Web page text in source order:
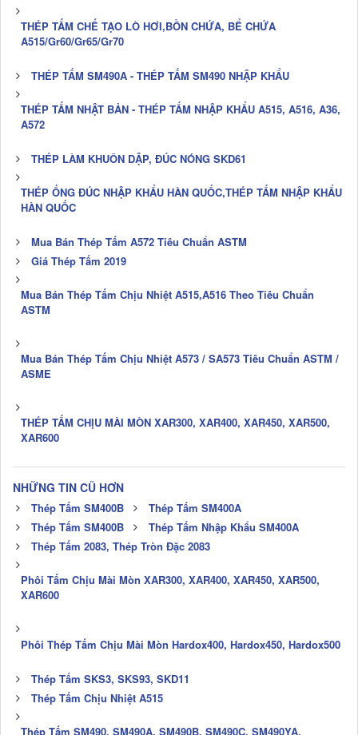
THÉP TẤM CHẾ TẠO LÒ HƠI,BỒN CHỨA, BỂ CHỨA
A515/Gr60/Gr65/Gr70
THÉP TẤM SM490A - THÉP TẤM SM490 NHẬP KHẨU
THÉP TẤM NHẬT BẢN - THÉP TẤM NHẬP KHẨU A515, A516, A36,
A572
THÉP LÀM KHUÔN DẬP, ĐÚC NÓNG SKD61
THÉP ỐNG ĐÚC NHẬP KHẨU HÀN QUỐC,THÉP TẤM NHẬP KHẨU
HÀN QUỐC
Mua Bán Thép Tấm A572 Tiêu Chuẩn ASTM
Giá Thép Tấm 2019
Mua Bán Thép Tấm Chịu Nhiệt A515,A516 Theo Tiêu Chuẩn
ASTM
Mua Bán Thép Tấm Chịu Nhiệt A573 / SA573 Tiêu Chuẩn ASTM /
ASME
THÉP TẤM CHỊU MÀI MÒN XAR300, XAR400, XAR450, XAR500,
XAR600
NHỮNG TIN CŨ HƠN
Thép Tấm SM400B
Thép Tấm SM400A
Thép Tấm SM400B
Thép Tấm Nhập Khẩu SM400A
Thép Tấm 2083, Thép Tròn Đặc 2083
Phôi Tấm Chịu Mài Mòn XAR300, XAR400, XAR450, XAR500,
XAR600
Phôi Thép Tấm Chịu Mài Mòn Hardox400, Hardox450, Hardox500
Thép Tấm SKS3, SKS93, SKD11
Thép Tấm Chịu Nhiệt A515
Thép Tấm SM490, SM490A, SM490B, SM490C, SM490YA,